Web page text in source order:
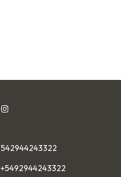
542944243322
+5492944243322